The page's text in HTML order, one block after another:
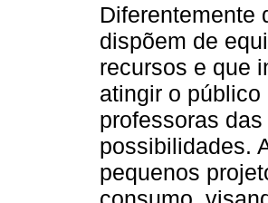
Diferentemente
dispõem de
recursos e que
atingir o
professoras
possibilidades.
pequenos